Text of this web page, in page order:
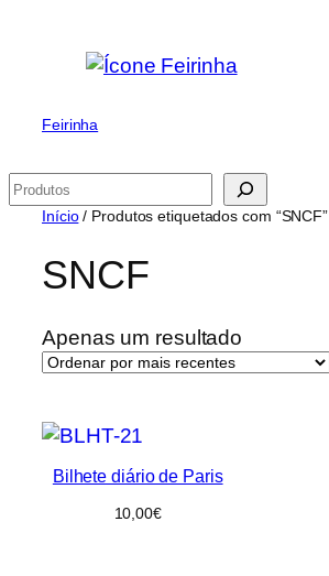
Feirinha
Pesquisar
Início/ Produtos etiquetados com “SNCF”
SNCF
Apenas um resultado
Bilhete diário de Paris
10,00€